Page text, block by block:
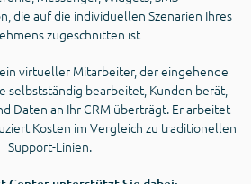
die auf die individuellen Szenarien Ihres
zugeschnitten ist
virtueller Mitarbeiter, der eingehende
selbstständig bearbeitet, Kunden berät,
Daten an Ihr CRM überträgt. Er arbeitet
Kosten im Vergleich zu traditionellen
Support-Linien.